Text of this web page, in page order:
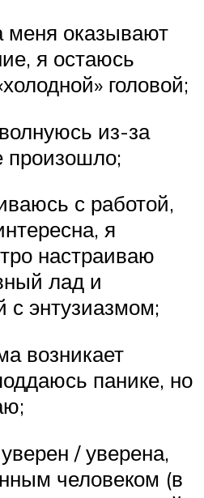
оказывают
я остаюсь
головой;
из-за
произошло;
с работой,
я
настраиваю
лад и
с энтузиазмом;
возникает
панике, но
/ уверена,
человеком (в